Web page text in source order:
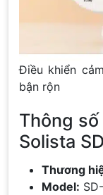
Điều khiển
bận rộn
Thông
Solista
Thương
Model: